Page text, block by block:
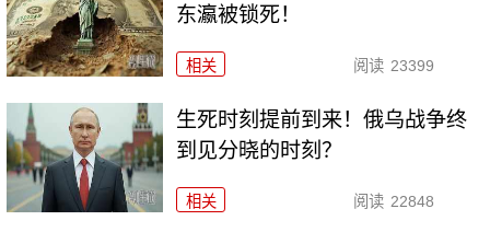
东瀛被锁死！
相关 阅读 23399
生死时刻提前到来！俄乌战争终
到见分晓的时刻？
相关 阅读 22848